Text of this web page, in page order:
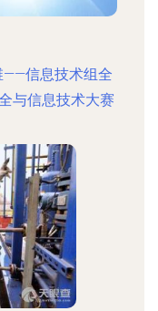
——信息技术组全
与信息技术大赛